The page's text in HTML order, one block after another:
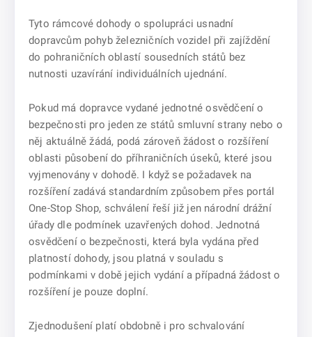
Tyto rámcové dohody o spolupráci usnadní
dopravcům pohyb železničních vozidel při zajíždění
do pohraničních oblastí sousedních států bez
nutnosti uzavírání individuálních ujednání.
Pokud má dopravce vydané jednotné osvědčení o
bezpečnosti pro jeden ze států smluvní strany nebo o
něj aktuálně žádá, podá zároveň žádost o rozšíření
oblasti působení do příhraničních úseků, které jsou
vyjmenovány v dohodě. I když se požadavek na
rozšíření zadává standardním způsobem přes portál
One-Stop Shop, schválení řeší již jen národní drážní
úřady dle podmínek uzavřených dohod. Jednotná
osvědčení o bezpečnosti, která byla vydána před
platností dohody, jsou platná v souladu s
podmínkami v době jejich vydání a případná žádost o
rozšíření je pouze doplní.
Zjednodušení platí obdobně i pro schvalování